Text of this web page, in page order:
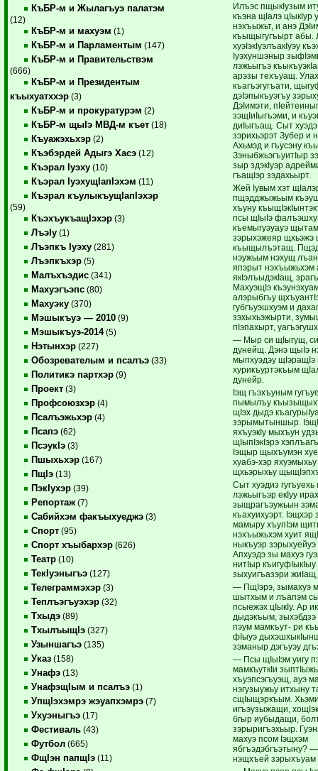
КъБР-м и Жылагъуэ палатэм
(12)
КъБР-м и махуэм (1)
КъБР-м и Парламентым (147)
КъБР-м и Правительствэм
(666)
КъБР-м и Президентым
къыхуатххэр (3)
КъБР-м и прокуратурэм (2)
КъБР-м щыIэ МВД-м къет (18)
Къуажэхьхэр (2)
Къэбэрдей Адыгэ Хасэ (12)
Къэрал Iуэху (10)
Къэрал IуэхущIапIэхэм (11)
Къэрал къулыкъущIапIэхэр
(59)
КъэхъукъащIэхэр (3)
ЛъэIу (1)
Лъэпкъ Iуэху (281)
Лъэпкъхэр (5)
Малъхъэдис (341)
Махуэгъэпс (80)
Махуэку (370)
Мэшыкъуэ — 2010 (9)
Мэшыкъуэ-2014(5)
Нэтынхэр (227)
Обозревателым и псалъэ (33)
Политикэ партхэр (9)
Проект (3)
Профсоюзхэр (4)
Псалъэжьхэр (4)
Псапэ (62)
ПсэукIэ (3)
Пшыхьхэр (167)
ПщIэ (13)
ПэкIухэр (39)
Репортаж (7)
Сабийхэм факъыхуеджэ (3)
Спорт (95)
Спорт хъыбархэр (626)
Театр (10)
ТекIуэныгъэ (127)
Телеграммэхэр (3)
Теплъэгъуэхэр (32)
Тхыдэ (89)
ТхылъыщIэ (327)
Узыншагъэ (135)
Указ (158)
Унафэ (13)
УнафэщIым и псалъэ (1)
УпщIэхэмрэ жэуапхэмрэ (7)
Ухуэныгъэ (17)
Фестиваль (43)
Футбол (665)
ФщIэн папщIэ (11)
Илъэс пщыкIузым
къэна щIалэ цIыкIур
нэхъыжьт, и анэ
къыщыгугъырт абы.
хуэIэкIуэлъакIуэу
Iуэхуншэныр
лэжьыгъэ
арэзы техъуащ.
къагъэгугъати,
дэIэпыкъуэгъу
ДэIимэти,
зэщIиIыгъэми, и
диIыгъащ. Сыт хуэдэ
зэрихьэрэт Зубер и
Ахьмэд и гъусэну
ЗэныбжьэгъуитIыр
зыр здэкIуэр
гъащIэр зэдахьырт.
Жей Iувым хэт
пщэдджыжьым
хъуну
псы щIыIэ
къемыгуэуауэ
зэрыхэжеяр щхьэжэ
къыщылъэтащ.
нэужьым нэхущ
япэрыт нэхъыжьхэм
якIэлъыдэкIащ,
МахуэщIэ
алэрыбгъу
губгъуэшхуэм и
зэхыхьэжырти,
пIэпахырт,
— Мыр си щIыгущ,
дунейщ. Дэнэ щыIэ
мыпхуэдэу
хурикъуртэкъым
дунейр.
Iэщ гъэхъуным
пымылъу
щIэх дыдэ
зэрымытыншыр.
яхъуэкIу мыхъун
щIыпIэкIэрэ
Iэщыр щыхъумэн
хуабэ-хэр
щхьэрыхьу
Сыт хуэдиз
лэжьыгъэр екIуу
зыщрагъэужьын
къахуихуэрт. Iэщхэр
мамыру хъупIэм
нэхъыжьхэм хуит
ныкъуэр зэрыхуейуэ
Апхуэдэ зы махуэ
нитIыр
зыхуигъазэри
— ПщIэрэ, зымахуэ
шытхым и лъапэм
псыежэх цIыкIу. Ар
дыдэкъым,
пэум мамкъут- ри
фIыуэ
зэманыр дэгъуэу
— Псы щIыIэм уигу
мамкъуткIи
хъуэпсэгъуэщ, ауэ
нэгузыужьу итхыну
сщIыщэркъым.
игъэузыжащи,
бгыр иубыдащи,
зэрыригъэхьыр.
махуэ псом Iэщхэм
ябгъэдэбгъэтыну?
нэщхъей зэрыхъуам